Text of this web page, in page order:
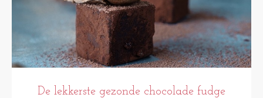
De lekkerste gezonde chocolade fudge